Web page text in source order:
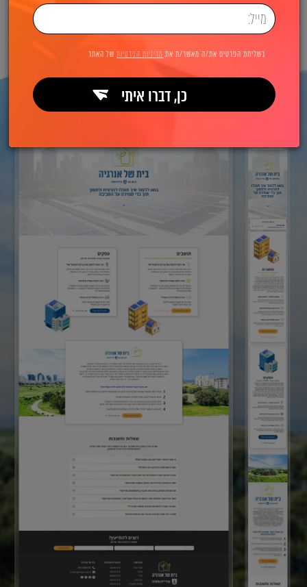
בשליחת הפרטים את/ה מאשר/ת את מדיניות הפרטיותשל האתר
כן, דברו איתי